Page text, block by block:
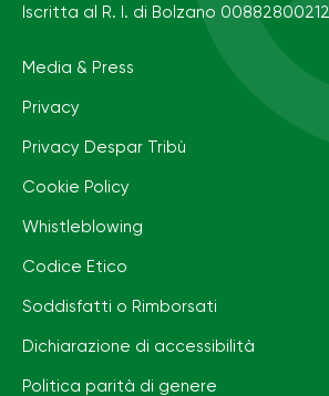
Iscritta al R. I. di Bolzano 00882800212
Media & Press
Privacy
Privacy Despar Tribù
Cookie Policy
Whistleblowing
Codice Etico
Soddisfatti o Rimborsati
Dichiarazione di accessibilità
Politica parità di genere